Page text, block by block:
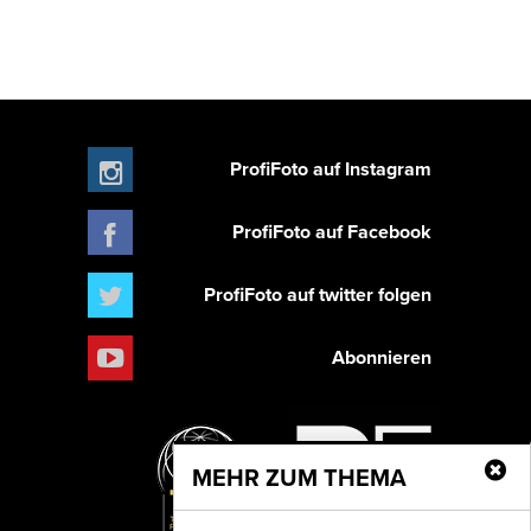
MEHR ZUM THEMA
ProfiFoto auf Instagram
ProfiFoto auf Facebook
ProfiFoto auf twitter folgen
Abonnieren